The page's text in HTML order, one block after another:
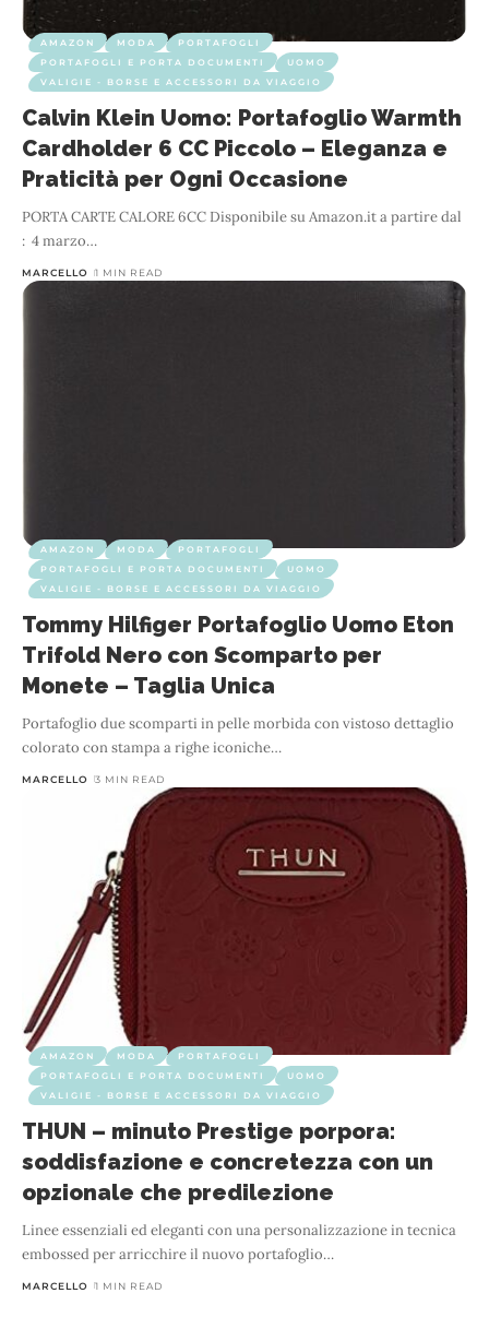
AMAZON MODA
PORTAFOGLI
PORTAFOGLI E PORTA DOCUMENTI
UOMO
VALIGIE - BORSE E ACCESSORI DA VIAGGIO
Calvin Klein Uomo: Portafoglio Warmth
Cardholder 6 CC Piccolo – Eleganza e
Praticità per Ogni Occasione
PORTA CARTE CALORE 6CC Disponibile su Amazon.it a partire dal ‏
: ‎ 4 marzo…
MARCELLO 1 MIN READ
AMAZON MODA
PORTAFOGLI
PORTAFOGLI E PORTA DOCUMENTI
UOMO
VALIGIE - BORSE E ACCESSORI DA VIAGGIO
Tommy Hilfiger Portafoglio Uomo Eton
Trifold Nero con Scomparto per
Monete – Taglia Unica
Portafoglio due scomparti in pelle morbida con vistoso dettaglio
colorato con stampa a righe iconiche…
MARCELLO 3 MIN READ
AMAZON MODA
PORTAFOGLI
PORTAFOGLI E PORTA DOCUMENTI
UOMO
VALIGIE - BORSE E ACCESSORI DA VIAGGIO
THUN – minuto Prestige porpora:
soddisfazione e concretezza con un
opzionale che predilezione
Linee essenziali ed eleganti con una personalizzazione in tecnica
embossed per arricchire il nuovo portafoglio…
MARCELLO 1 MIN READ